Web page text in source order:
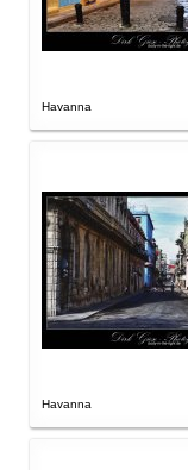
Havanna
Havanna